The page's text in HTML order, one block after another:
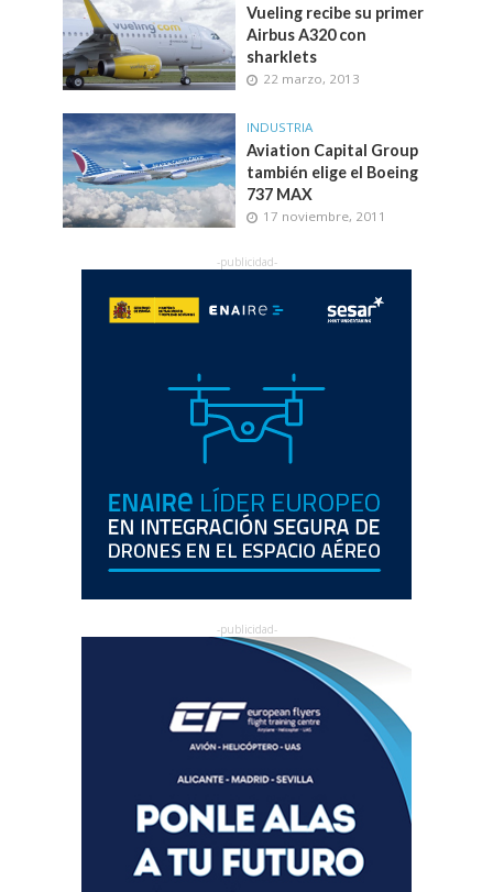
Vueling recibe su primer
Airbus A320 con
sharklets
22 marzo, 2013
INDUSTRIA
Aviation Capital Group
también elige el Boeing
737 MAX
17 noviembre, 2011